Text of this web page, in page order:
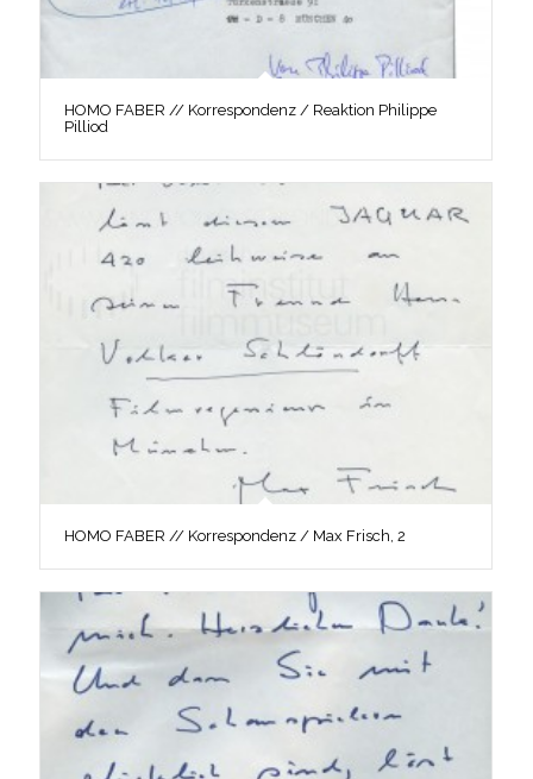
HOMO FABER // Korrespondenz / Reaktion Philippe
Pilliod
HOMO FABER // Korrespondenz / Max Frisch, 2